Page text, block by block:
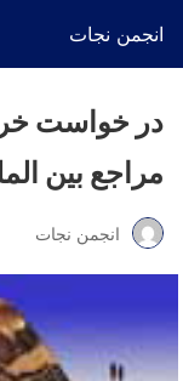
انجمن نجات
در خواست
مراجع بین
انجمن نجات